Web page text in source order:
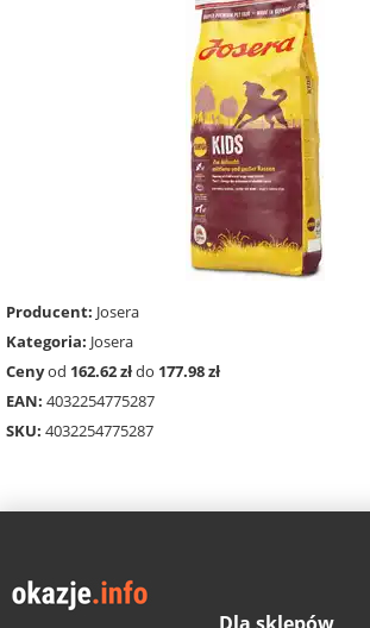
Producent: Josera
Kategoria: Josera
Cenyod 162.62 złdo 177.98 zł
EAN: 4032254775287
SKU: 4032254775287